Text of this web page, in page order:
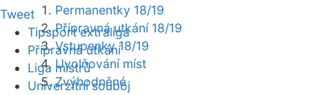
Permanentky 18/19
Přípravná utkání 18/19
Vstupenky 18/19
Uvolňování míst
Zvýhodněné
Tweet
Tipsport extraliga
Přípravná utkání
Liga mistrů
Univerzitní souboj